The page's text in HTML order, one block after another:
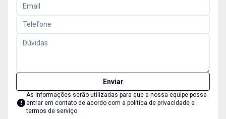
Enviar
As informações serão utilizadas para que a nossa equipe possa
entrar em contato de acordo com a política de privacidade e
termos de serviço